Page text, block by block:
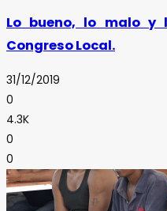
Lo bueno, lo malo y
Congreso Local.
31/12/2019
0
4.3K
0
0